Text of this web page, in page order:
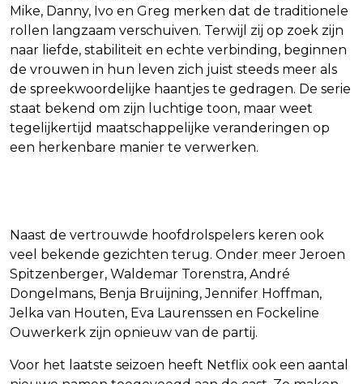
Mike, Danny, Ivo en Greg merken dat de traditionele
rollen langzaam verschuiven. Terwijl zij op zoek zijn
naar liefde, stabiliteit en echte verbinding, beginnen
de vrouwen in hun leven zich juist steeds meer als
de spreekwoordelijke haantjes te gedragen. De serie
staat bekend om zijn luchtige toon, maar weet
tegelijkertijd maatschappelijke veranderingen op
een herkenbare manier te verwerken.
Naast de vertrouwde hoofdrolspelers keren ook
veel bekende gezichten terug. Onder meer Jeroen
Spitzenberger, Waldemar Torenstra, André
Dongelmans, Benja Bruijning, Jennifer Hoffman,
Jelka van Houten, Eva Laurenssen en Fockeline
Ouwerkerk zijn opnieuw van de partij.
Voor het laatste seizoen heeft Netflix ook een aantal